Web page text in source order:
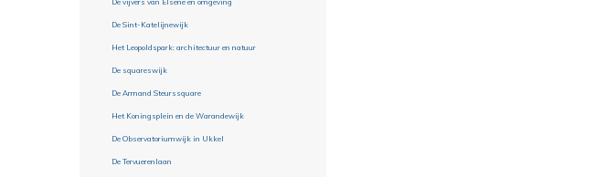
De Sint-Katelijnewijk
Het Leopoldspark: architectuur en natuur
De squareswijk
De Armand Steurssquare
Het Koningsplein en de Warandewijk
De Observatoriumwijk in Ukkel
De Tervuerenlaan